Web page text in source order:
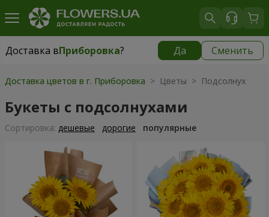
Доставка вПриборовка? Да Сменить
Доставка вПриборовка|
Доставка цветов в г. Приборовка > Цветы > Подсолнух
Букеты с подсолнухами
Cортировка: дешевые дорогие популярные